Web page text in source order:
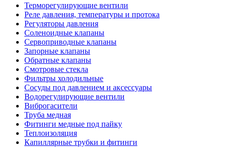
Терморегулирующие вентили
Реле давления, температуры и протока
Регуляторы давления
Соленоидные клапаны
Сервоприводные клапаны
Запорные клапаны
Обратные клапаны
Смотровые стекла
Фильтры холодильные
Сосуды под давлением и аксессуары
Водорегулирующие вентили
Виброгасители
Труба медная
Фитинги медные под пайку
Теплоизоляция
Капиллярные трубки и фитинги